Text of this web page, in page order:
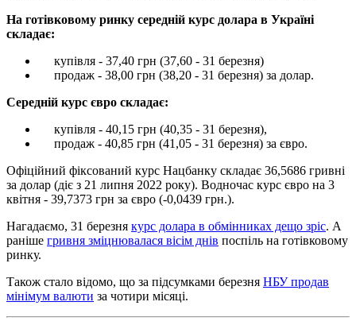
На готівковому ринку середній курс долара в Україні
складає:
купівля - 37,40 грн (37,60 - 31 березня)
продаж - 38,00 грн (38,20 - 31 березня) за долар.
Середній курс євро складає:
купівля - 40,15 грн (40,35 - 31 березня),
продаж - 40,85 грн (41,05 - 31 березня) за євро.
Офіційний фіксований курс Нацбанку складає 36,5686 гривні
за долар (діє з 21 липня 2022 року). Водночас курс євро на 3
квітня - 39,7373 грн за євро (-0,0439 грн.).
Нагадаємо, 31 березня курс долара в обмінниках дещо зріс. А
раніше гривня зміцнювалася вісім днів поспіль на готівковому
ринку.
Також стало відомо, що за підсумками березня НБУ продав
мінімум валюти за чотири місяці.